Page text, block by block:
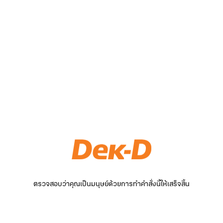
ตรวจสอบว่าคุณเป็นมนุษย์ด้วยการทำคำสั่งนี้ให้เสร็จสิ้น